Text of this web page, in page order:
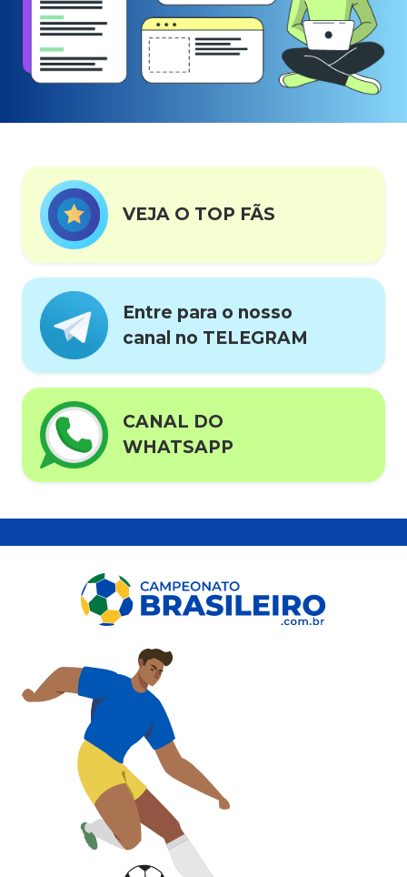
VEJA O TOP FÃS
Entre para o nosso
canal no TELEGRAM
CANAL DO
WHATSAPP